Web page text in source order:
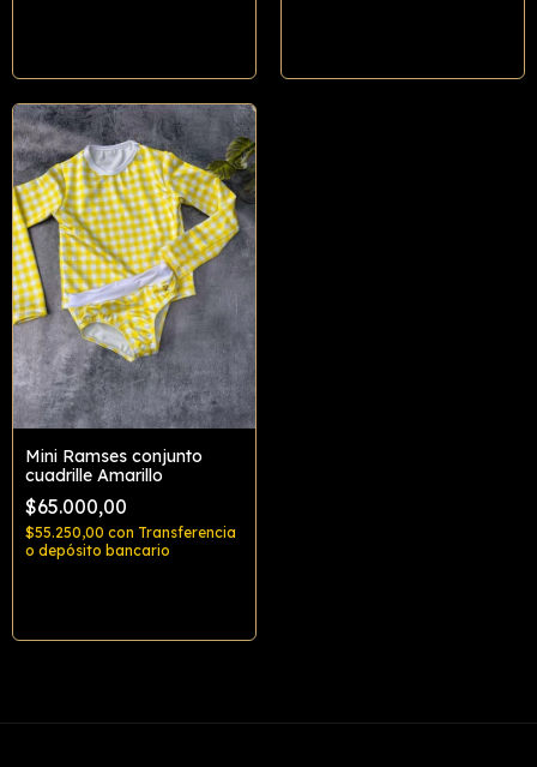
Mini Ramses conjunto
cuadrille Amarillo
$65.000,00
$55.250,00 con Transferencia
o depósito bancario